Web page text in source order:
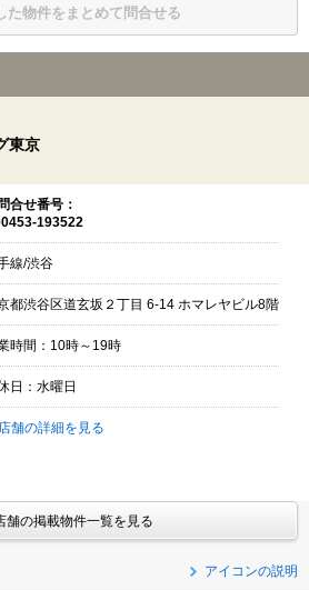
た物件をまとめて問合せる
東京
合せ番号：
193522
線/渋谷
都渋谷区道玄坂２丁目 6-14 ホマレヤビル8階
時間：10時～19時
日：水曜日
店舗の詳細を見る
舗の掲載物件一覧を見る
アイコンの説明